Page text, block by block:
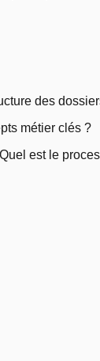
des
métier clés ?
est le